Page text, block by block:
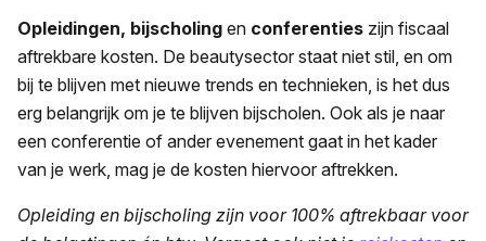
Opleidingen, bijscholing en conferenties zijn fiscaal
aftrekbare kosten. De beautysector staat niet stil, en om
bij te blijven met nieuwe trends en technieken, is het dus
erg belangrijk om je te blijven bijscholen. Ook als je naar
een conferentie of ander evenement gaat in het kader
van je werk, mag je de kosten hiervoor aftrekken.
Opleiding en bijscholing zijn voor 100% aftrekbaar voor